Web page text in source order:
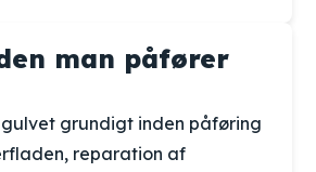
man påfører
grundigt inden påføring
reparation af